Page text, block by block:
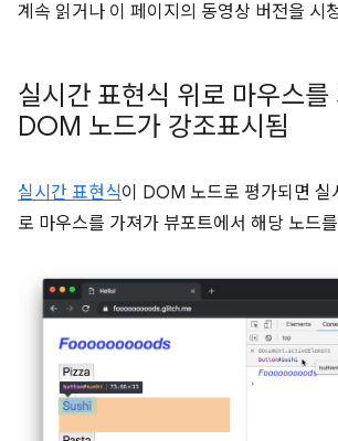
계속 읽거나 이 페이지의 동영상 버전을 시
실시간 표현식 위로 마우스를
DOM 노드가 강조표시됨
실시간 표현식이 DOM 노드로 평가되면 실
로 마우스를 가져가 뷰포트에서 해당 노드